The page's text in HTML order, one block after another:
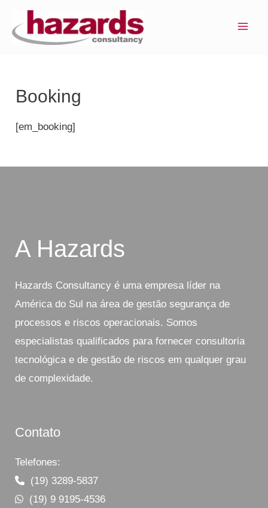
para
Booking
[em_booking]
A Hazards
Hazards Consultancy é uma empresa líder na
América do Sul na área de gestão segurança de
processos e riscos operacionais. Somos
especialistas qualificados para fornecer consultoria
tecnológica e de gestão de riscos em qualquer grau
de complexidade.
Contato
Telefones:
(19) 3289-5837
(19) 9 9195-4536